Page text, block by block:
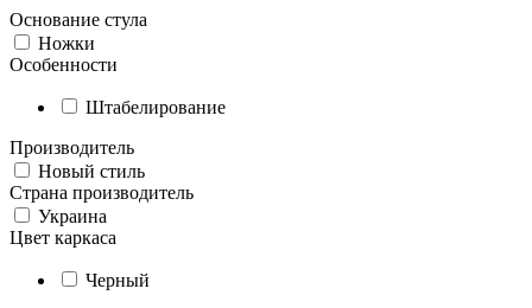
Основание стула
Ножки
Особенности
Штабелирование
Производитель
Новый стиль
Страна производитель
Украина
Цвет каркаса
Черный